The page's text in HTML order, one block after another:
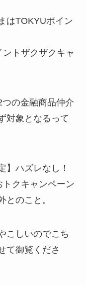
はTOKYUポイン
トザクザクキャ
の金融商品仲介
対象となるって
】ハズレなし！
クキャンペーン
とのこと。
こしいのでこち
て御覧くださ